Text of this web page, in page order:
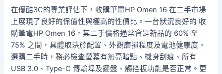
在優酷3C的專業評估下，收購筆電HP Omen 16 在二手市場
上展現了良好的保值性與極高的性價比。一台狀況良好的 收
購筆電HP Omen 16，其二手價格通常會是新品的 60% 至
75% 之間，具體取決於配置、外觀磨損程度及電池健康度。
選購二手時，務必檢查螢幕有無亮暗點、機身刮痕、所有
USB 3.0、Type-C 傳輸埠及鍵盤、觸控板功能是否正常。更